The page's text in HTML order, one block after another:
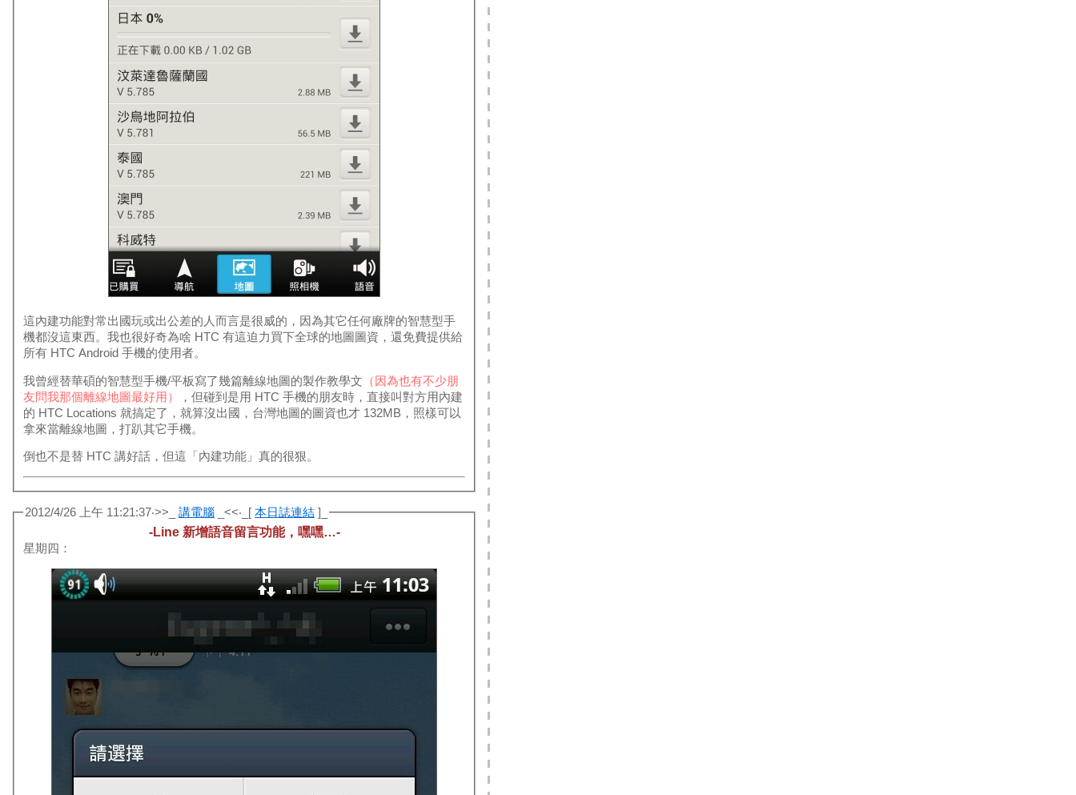
這內建功能對常出國玩或出公差的人而言是很威的，因為其它任何廠牌的智慧型手
機都沒這東西。我也很好奇為啥 HTC 有這迫力買下全球的地圖圖資，還免費提供給
所有 HTC Android 手機的使用者。
我曾經替華碩的智慧型手機/平板寫了幾篇離線地圖的製作教學文 （因為也有不少朋
友問我那個離線地圖最好用）
，但碰到是用 HTC 手機的朋友時，直接叫對方用內建
的 HTC Locations 就搞定了，就算沒出國，台灣地圖的圖資也才 132MB，照樣可以
拿來當離線地圖，打趴其它手機。
倒也不是替 HTC 講好話，但這「內建功能」真的很狠。
2012/4/26 上午 11:21:37‧>>_ 講電腦 _<<‧_[ 本日誌連結 ]_
-Line 新增語音留言功能，嘿嘿…-
星期四：